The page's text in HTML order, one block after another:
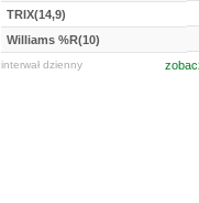
TRIX(14,9)
Williams %R(10)
interwał dzienny